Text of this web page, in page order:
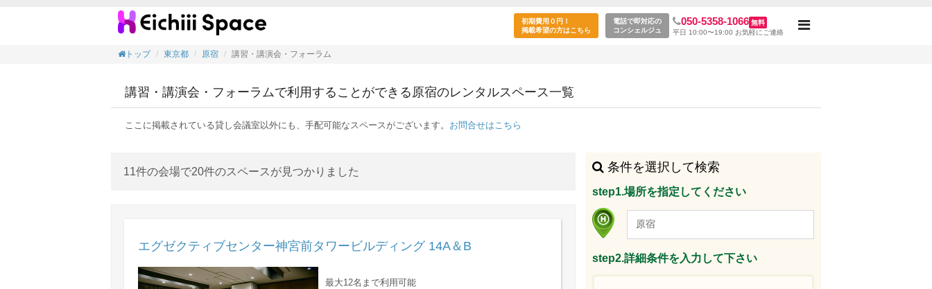
講習・講演会・フォーラムの目的で利用できる原宿駅のレンタルスペース一覧
初期費用０円！
掲載希望の方はこちら
電話で即対応の
コンシェルジュ
050-5358-1066 無料
平日 10:00〜19:00 お気軽にご連絡
Toggle
トップ 東京都 原宿 講習・講演会・フォーラム
講習・講演会・フォーラムで利用することができる原宿のレンタルスペース一覧
ここに掲載されている貸し会議室以外にも、手配可能なスペースがございます。 お問合せはこちら
11件の会場で20件のスペースが見つかりました
エグゼクティブセンター神宮前タワービルディング 14A＆B
最大12名まで利用可能
条件を選択して検索
step1.場所を指定してください
step2.詳細条件を入力して下さい